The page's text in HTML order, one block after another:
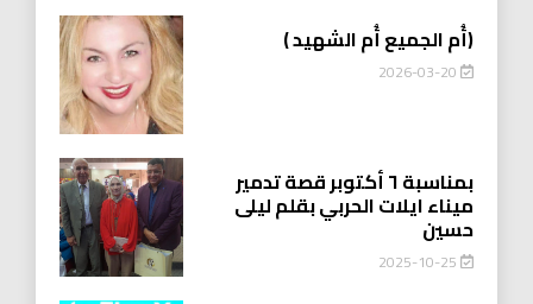
(أُم الجميع أُم الشهيد )
2026-03-20
بمناسبة ٦ أكتوبر قصة تدمير
ميناء ايلات الحربي بقلم ليلى
حسين
2025-10-25